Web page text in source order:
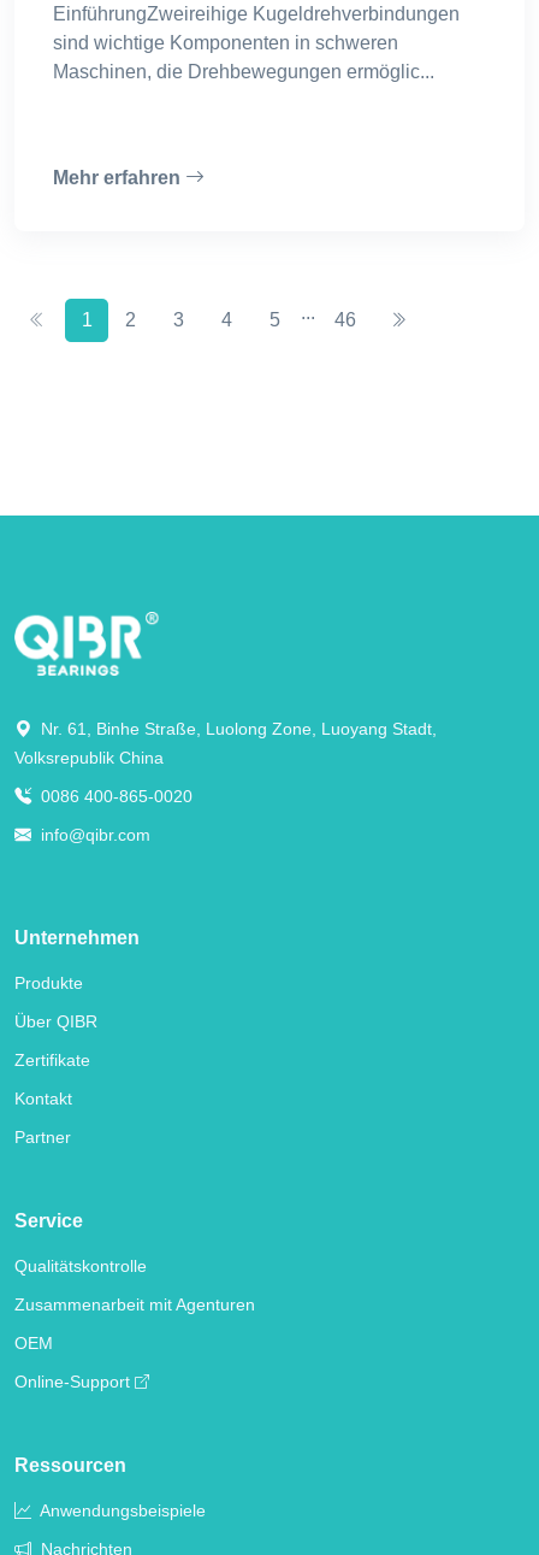
EinführungZweireihige Kugeldrehverbindungen
sind wichtige Komponenten in schweren
Maschinen, die Drehbewegungen ermöglic...
Mehr erfahren
1 2 3 4 5 ... 46
Nr. 61, Binhe Straße, Luolong Zone, Luoyang Stadt,
Volksrepublik China
0086 400-865-0020
info@qibr.com
Unternehmen
Produkte
Über QIBR
Zertifikate
Kontakt
Partner
Service
Qualitätskontrolle
Zusammenarbeit mit Agenturen
OEM
Online-Support
Ressourcen
Anwendungsbeispiele
Nachrichten